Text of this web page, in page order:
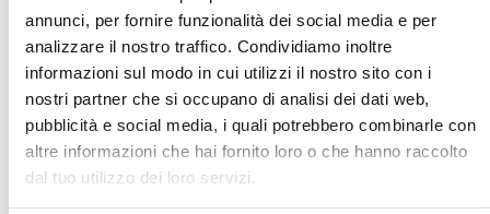
annunci, per fornire funzionalità dei social media e per
analizzare il nostro traffico. Condividiamo inoltre
informazioni sul modo in cui utilizzi il nostro sito con i
nostri partner che si occupano di analisi dei dati web,
pubblicità e social media, i quali potrebbero combinarle con
altre informazioni che hai fornito loro o che hanno raccolto
dal tuo utilizzo dei loro servizi.
Quando il pesce sarà cotto lasciate intiepidire
sottovuoto poi pulitelo e tenetelo al fresco; il
branzino e l’orata andranno spezzettati a
scaglie con le mani mentre i gamberi
andranno tagliati a rondelle tenendone
quattro interi per guarnire.